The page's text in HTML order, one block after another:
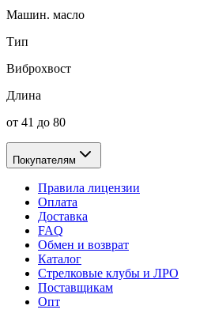
Машин. масло
Тип
Виброхвост
Длина
от 41 до 80
Покупателям
Правила лицензии
Оплата
Доставка
FAQ
Обмен и возврат
Каталог
Стрелковые клубы и ЛРО
Поставщикам
Опт